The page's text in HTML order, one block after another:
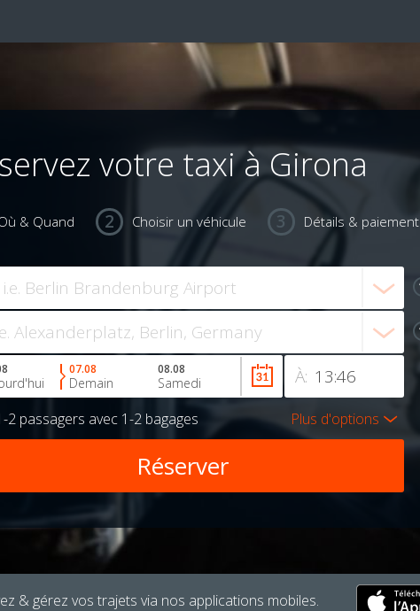
votre taxi à Girona
& Quand Choisir un véhicule Détails & paiement
À:
07.08
Demain
08.08
Samedi
2 passagers avec 1-2 bagages Plus d'options
& gérez vos trajets via nos applications mobiles.